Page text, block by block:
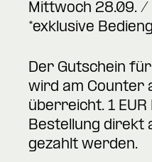
Mittwoch 28.09. /
*exklusive
Der Gutschein
wird am Counter
überreicht. 1
Bestellung direkt
gezahlt werden.